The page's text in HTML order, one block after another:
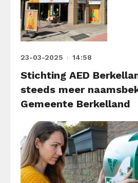
23-03-2025 14:58
Stichting AED
steeds meer
Gemeente Berkelland